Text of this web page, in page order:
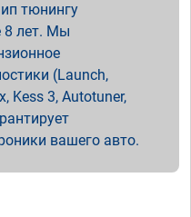
тюнингу
8 лет. Мы
(Launch,
Kess 3, Autotuner,
вашего авто.